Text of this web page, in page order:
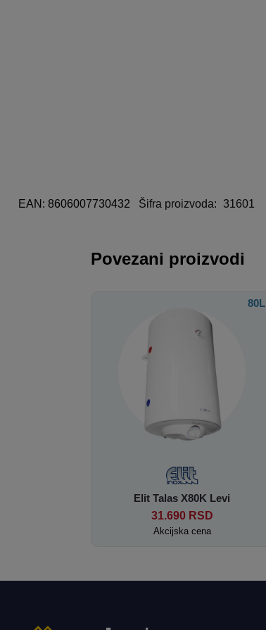
EAN: 8606007730432 Šifra proizvoda: 31601
Povezani proizvodi
80L
Elit Talas X80K Levi
31.690 RSD
Akcijska cena